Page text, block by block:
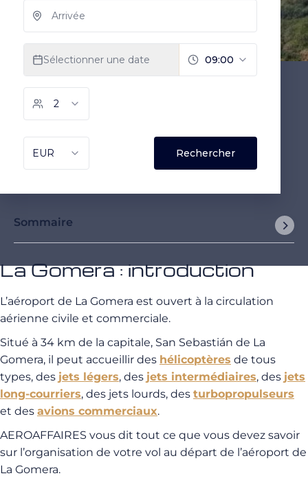
Sommaire
La Gomera : introduction
L’aéroport de La Gomera est ouvert à la circulation
aérienne civile et commerciale.
Situé à 34 km de la capitale, San Sebastián de La
Gomera, il peut accueillir des hélicoptères de tous
types, des jets légers, des jets intermédiaires, des jets
long-courriers, des jets lourds, des turbopropulseurs
et des avions commerciaux.
AEROAFFAIRES vous dit tout ce que vous devez savoir
sur l’organisation de votre vol au départ de l’aéroport de
La Gomera.